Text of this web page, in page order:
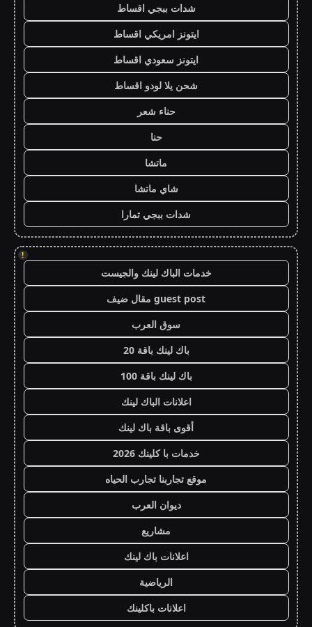
شدات ببجي اقساط
ايتونز امريكي اقساط
ايتونز سعودي اقساط
شحن يلا لودو اقساط
حناء شعر
حنا
ماتشا
شاي ماتشا
شدات ببجي تمارا
!
خدمات الباك لينك والجيست
guest post مقال ضيف
سوق العرب
باك لينك باقة 20
باك لينك باقة 100
اعلانات الباك لينك
أقوى باقة باك لينك
خدمات با كلينك 2026
موقع تجاربنا تجارب الحياه
ديوان العرب
مشاريع
اعلانات باك لينك
الرياضية
اعلانات باكلينك